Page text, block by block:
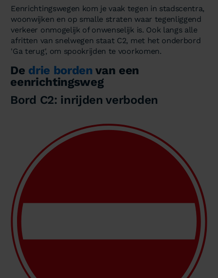
Eenrichtingswegen kom je vaak tegen in stadscentra,
woonwijken en op smalle straten waar tegenliggend
verkeer onmogelijk of onwenselijk is. Ook langs alle
afritten van snelwegen staat C2, met het onderbord
'Ga terug', om spookrijden te voorkomen.
De drie borden van een
eenrichtingsweg
Bord C2: inrijden verboden